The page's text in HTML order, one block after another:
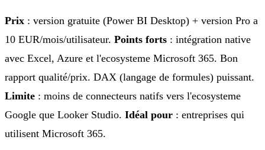
Prix : version gratuite (Power BI Desktop) + version Pro a
10 EUR/mois/utilisateur. Points forts : intégration native
avec Excel, Azure et l'ecosysteme Microsoft 365. Bon
rapport qualité/prix. DAX (langage de formules) puissant.
Limite : moins de connecteurs natifs vers l'ecosysteme
Google que Looker Studio. Idéal pour : entreprises qui
utilisent Microsoft 365.